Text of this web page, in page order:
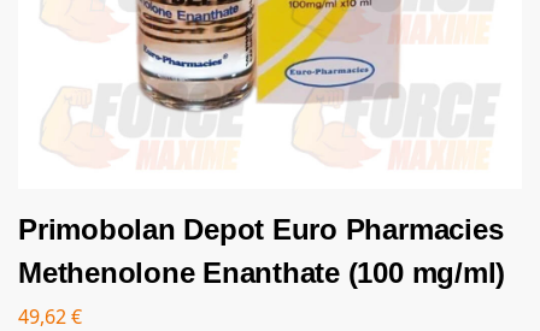
Primobolan Depot Euro Pharmacies
Methenolone Enanthate (100 mg/ml)
49,62€